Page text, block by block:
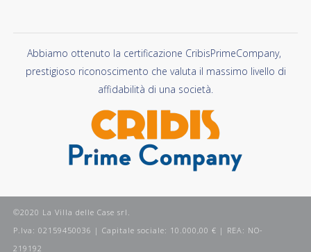
Abbiamo ottenuto la certificazione CribisPrimeCompany,
prestigioso riconoscimento che valuta il massimo livello di
affidabilità di una società.
©2020 La Villa delle Case srl.
P.Iva: 02159450036 | Capitale sociale: 10.000,00 € | REA: NO-
219192